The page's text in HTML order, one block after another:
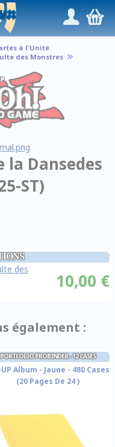
/,
à l'Unité
des Monstres
la Dansedes
ST)
des
10,00 €
également :
PORTFOLIO PROBINDER - 12 CASES
Album - Jaune - 480 Cases
(20 Pages De 24 )